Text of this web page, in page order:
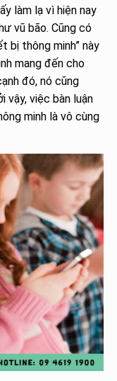
làm lạ vì hiện nay
vũ bão. Cũng có
bị thông minh” này
mang đến cho
đó, nó cũng
vậy, việc bàn luận
minh là vô cùng